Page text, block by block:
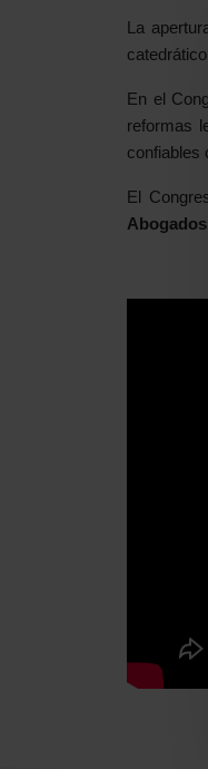
La
En el
reformas
confiables
El